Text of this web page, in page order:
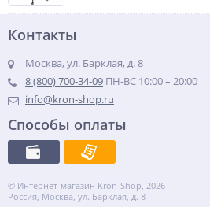
Контакты
Москва, ул. Барклая, д. 8
8 (800) 700-34-09 ПН-ВС 10:00 – 20:00
info@kron-shop.ru
Способы оплаты
© Интернет-магазин Kron-Shop, 2026
Россия, Москва, ул. Барклая, д. 8